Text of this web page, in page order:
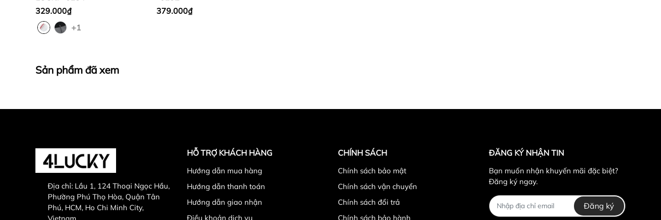
#genz #4lucky #aokhoac #streetwear #aonam #aonu #aokhoacdep #bomber #bomber #bomer #aokhoacdu #vaidu #phatsang #phanquang #du3lop
329.000₫
+1
379.000₫
Sản phẩm đã xem
Địa chỉ: Lầu 1, 124 Thoại Ngọc Hầu,
Phường Phú Thọ Hòa, Quận Tân
Phú, HCM, Ho Chi Minh City,
HỖ TRỢ KHÁCH HÀNG
Hướng dẫn mua hàng
Hướng dẫn thanh toán
Hướng dẫn giao nhận
Điều khoản dịch vụ
CHÍNH SÁCH
Chính sách bảo mật
Chính sách vận chuyển
Chính sách đổi trả
Chính sách bảo hành
ĐĂNG KÝ NHẬN TIN
Bạn muốn nhận khuyến mãi đặc biệt?
Đăng ký ngay.
Đăng ký